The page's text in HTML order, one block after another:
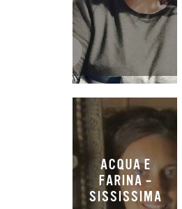
ACQUA E
FARINA –
SISSISSIMA